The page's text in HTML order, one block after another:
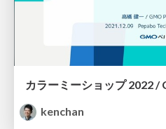
カラーミーショップ 2022 /
kenchan